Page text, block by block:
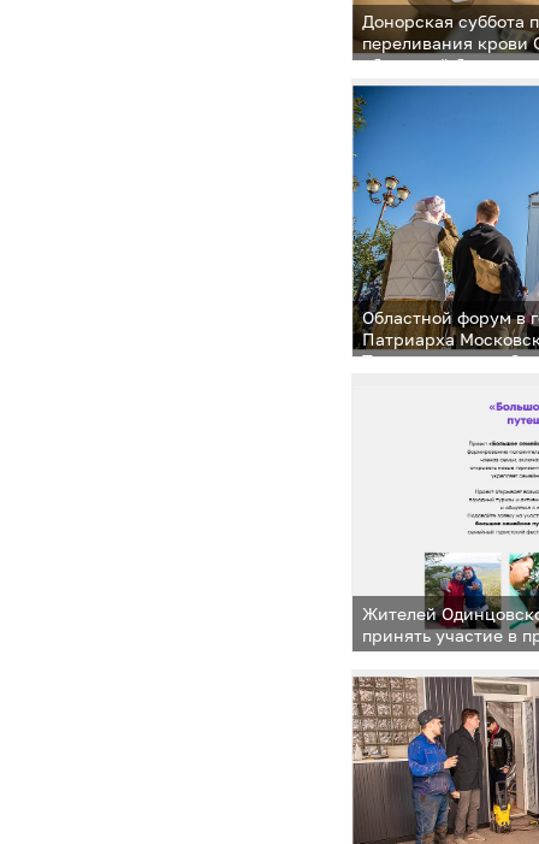
Донорская суббота
переливания крови
областной
Областной форум в
Патриарха
Тихона прошел в
Жителей
принять участие в
семейное